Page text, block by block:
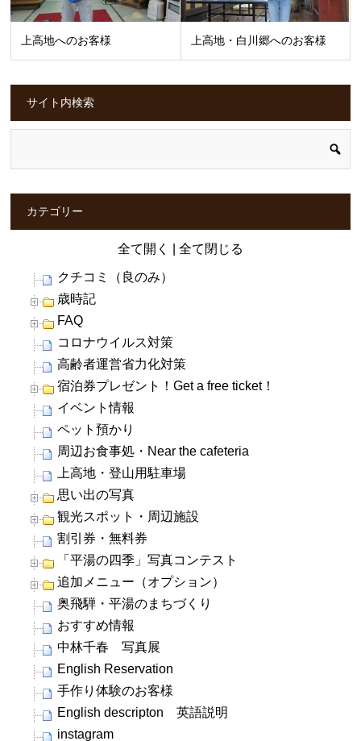
上高地へのお客様 上高地・白川郷へのお客様
サイト内検索
カテゴリー
全て開く 全て閉じる
クチコミ（良のみ）
歳時記
FAQ
コロナウイルス対策
高齢者運営省力化対策
宿泊券プレゼント！Get a free ticket！
イベント情報
ペット預かり
周辺お食事処・Near the cafeteria
上高地・登山用駐車場
思い出の写真
観光スポット・周辺施設
割引券・無料券
「平湯の四季」写真コンテスト
追加メニュー（オプション）
奥飛騨・平湯のまちづくり
おすすめ情報
中林千春 写真展
English Reservation
手作り体験のお客様
English descripton 英語説明
instagram